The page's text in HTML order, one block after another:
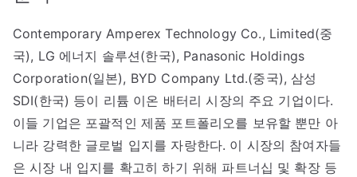
Contemporary Amperex Technology Co., Limited(중
국), LG 에너지 솔루션(한국), Panasonic Holdings
Corporation(일본), BYD Company Ltd.(중국), 삼성
SDI(한국) 등이 리튬 이온 배터리 시장의 주요 기업이다.
이들 기업은 포괄적인 제품 포트폴리오를 보유할 뿐만 아
니라 강력한 글로벌 입지를 자랑한다. 이 시장의 참여자들
은 시장 내 입지를 확고히 하기 위해 파트너십 및 확장 등